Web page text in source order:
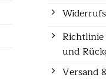
und
Versand